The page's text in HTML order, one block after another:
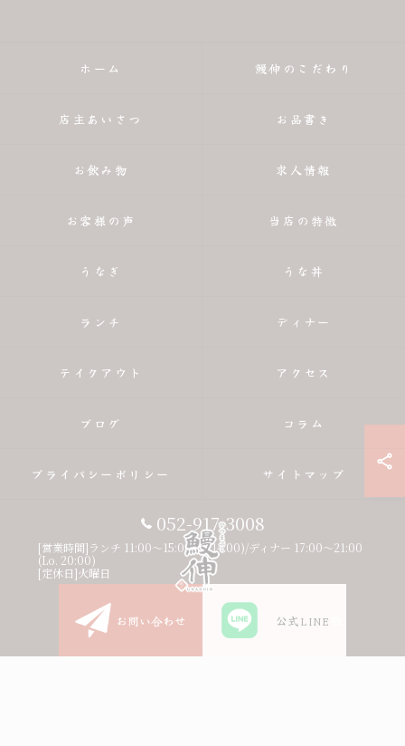
052-917-3008
[営業時間]ランチ 11:00〜15:00(Lo.14:00)/ディナー 17:00〜21:00
(Lo. 20:00)
[定休日]火曜日
お問い合わせ 公式LINE
ホーム 鰻伸のこだわり
店主あいさつ お品書き
お飲み物 求人情報
お客様の声 当店の特徴
うなぎ うな丼
ランチ ディナー
テイクアウト アクセス
ブログ コラム
プライバシーポリシー サイトマップ
© 2026 愛知県名古屋市のひつまぶしならひつまぶし鰻伸 ALL RIGHTS
RESERVED.